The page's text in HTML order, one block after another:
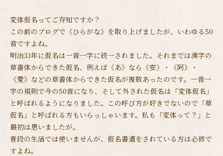
変体仮名ってご存知ですか？
この前のブログで《ひらがな》を取り上げましたが、いわゆる50
音ですよね。
明治33年に仮名は一音一字に統一されました。それまでは漢字の
草書体からできた仮名、例えば《あ》なら《安》・《阿》・
《愛》などの草書体からできた仮名が複数あったのです。一音一
字の規則で今の50音になり、そして外された仮名は「変体仮名」
と呼ばれるようになりました。この呼び方が好きでないので「草
仮名」と呼ばれる方もいらっしゃいます。私も「変体って？」と
最初は思いましたが。
普段の生活では使いませんが、仮名書道をされている方は必修で
すよね。